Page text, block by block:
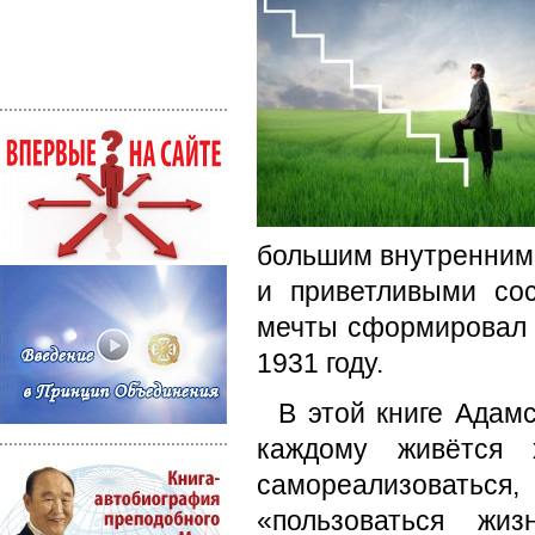
большим
и приветливыми
мечты
1931 году.
В этой книге
каждому живётся
«пользоваться